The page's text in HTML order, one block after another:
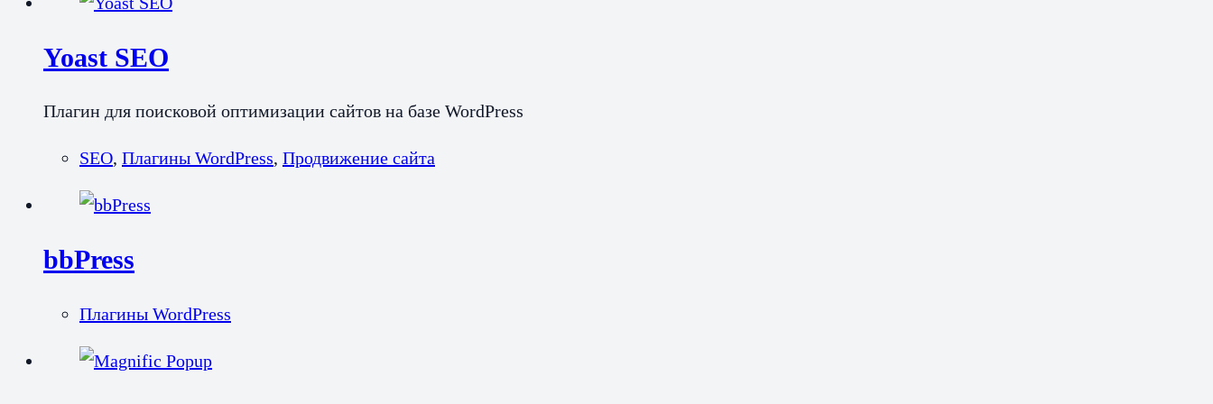
Yoast SEO
Плагин для поисковой оптимизации сайтов на базе WordPress
SEO, Плагины WordPress, Продвижение сайта
bbPress
Плагины WordPress